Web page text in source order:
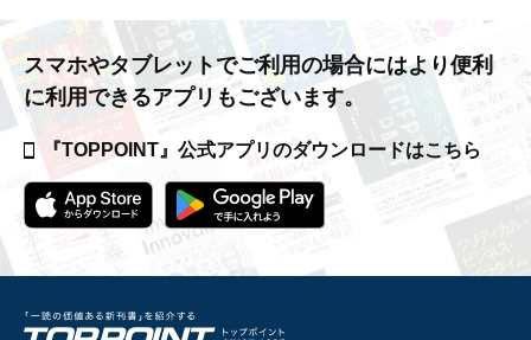
スマホやタブレットでご利用の場合にはより便利
に利用できるアプリもございます。
『TOPPOINT』公式アプリのダウンロードはこちら